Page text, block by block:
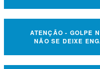
ATENÇÃO - GOLPE
NÃO SE DEIXE